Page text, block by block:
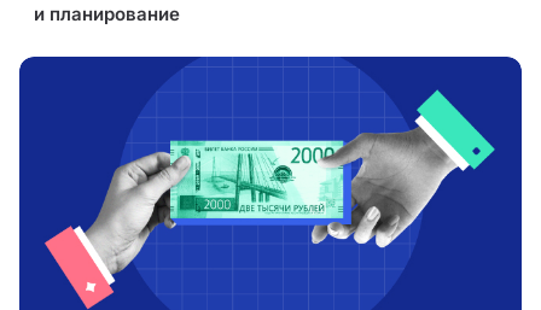
и планирование